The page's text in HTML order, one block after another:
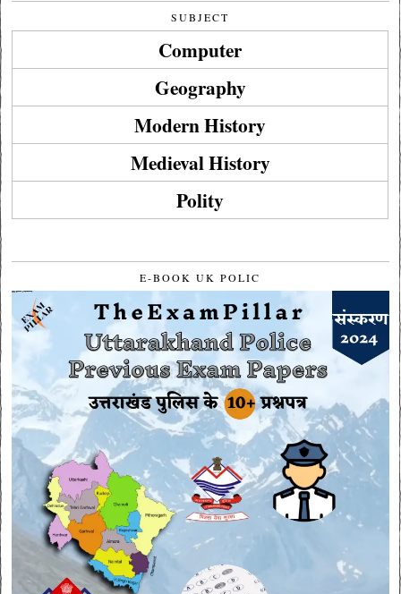
SUBJECT
Computer
Geography
Modern History
Medieval History
Polity
E-BOOK UK POLIC